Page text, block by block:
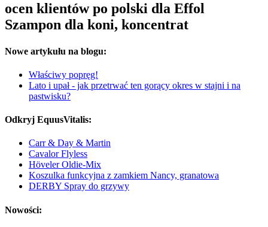
ocen klientów po polski dla Effol
Szampon dla koni, koncentrat
Nowe artykułu na blogu:
Właściwy popręg!
Lato i upał - jak przetrwać ten gorący okres w stajni i na
pastwisku?
Odkryj EquusVitalis:
Carr & Day & Martin
Cavalor Flyless
Höveler Oldie-Mix
Koszulka funkcyjna z zamkiem Nancy, granatowa
DERBY Spray do grzywy
Nowości: